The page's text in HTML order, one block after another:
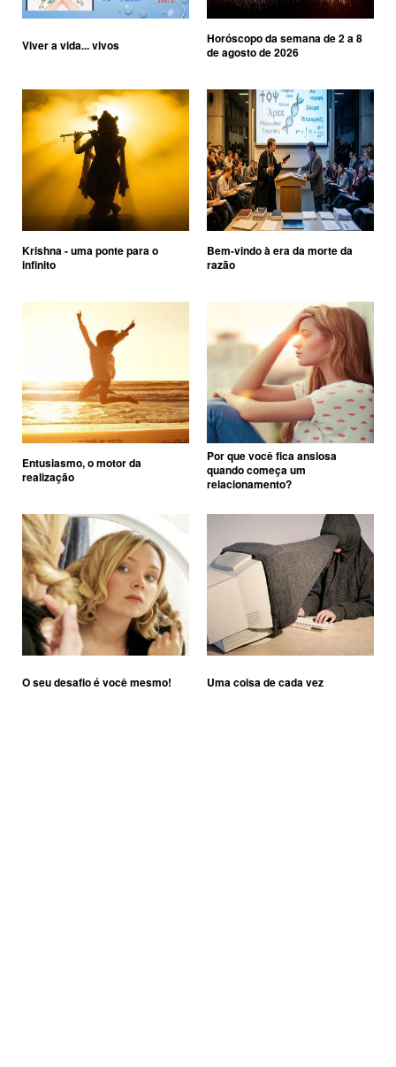
Viver a vida... vivos
Horóscopo da semana de 2 a 8
de agosto de 2026
Krishna - uma ponte para o
infinito
Bem-vindo à era da morte da
razão
Entusiasmo, o motor da
realização
Por que você fica ansiosa
quando começa um
relacionamento?
O seu desafio é você mesmo! Uma coisa de cada vez